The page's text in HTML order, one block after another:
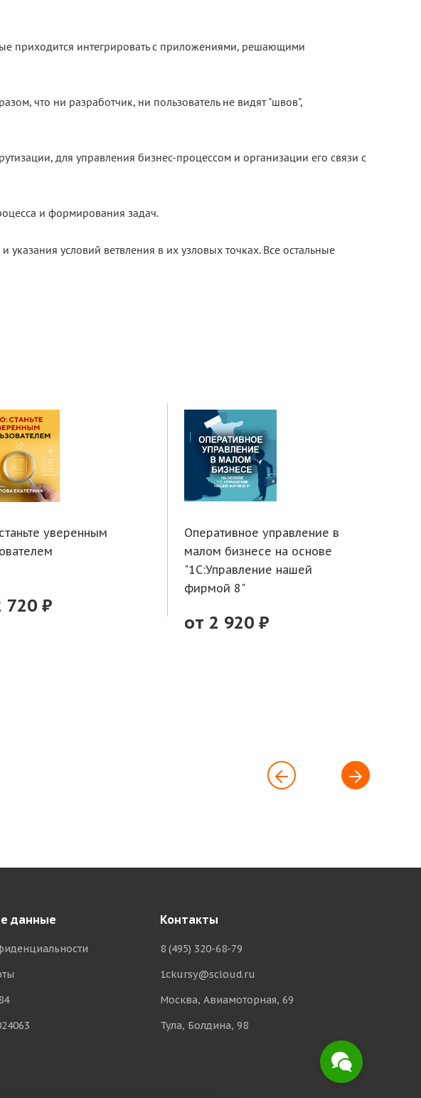
приходится интегрировать с приложениями, решающими
что ни разработчик, ни пользователь не видят "швов",
для управления бизнес-процессом и организации его связи с
и формирования задач.
условий ветвления в их узловых точках. Все остальные
уверенным
720 ₽
Оперативное управление в
малом бизнесе на основе
"1С:Управление нашей
фирмой 8"
от 2 920 ₽
данные Контакты
8 (495) 320-68-79
1ckursy@scloud.ru
Москва, Авиамоторная, 69
Тула, Болдина, 98
Здравствуйте! Поможем с
сервисе , ответим на все